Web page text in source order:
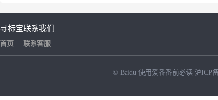
寻标宝
首页
联系我们
联系客服
© Baidu 使用爱番番前必读 沪ICP